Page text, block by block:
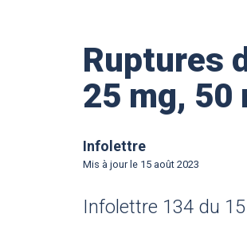
Ruptures
25 mg, 50
Infolettre
Mis à jour le15 août 2023
Infolettre 134 du